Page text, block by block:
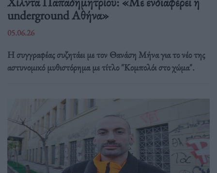
underground Αθήνα»
05.06.26
Η συγγραφέας συζητάει με τον Θανάση Μήνα για το νέο της
αστυνομικό μυθιστόρημα με τίτλο "Κομπολόι στο χώμα".